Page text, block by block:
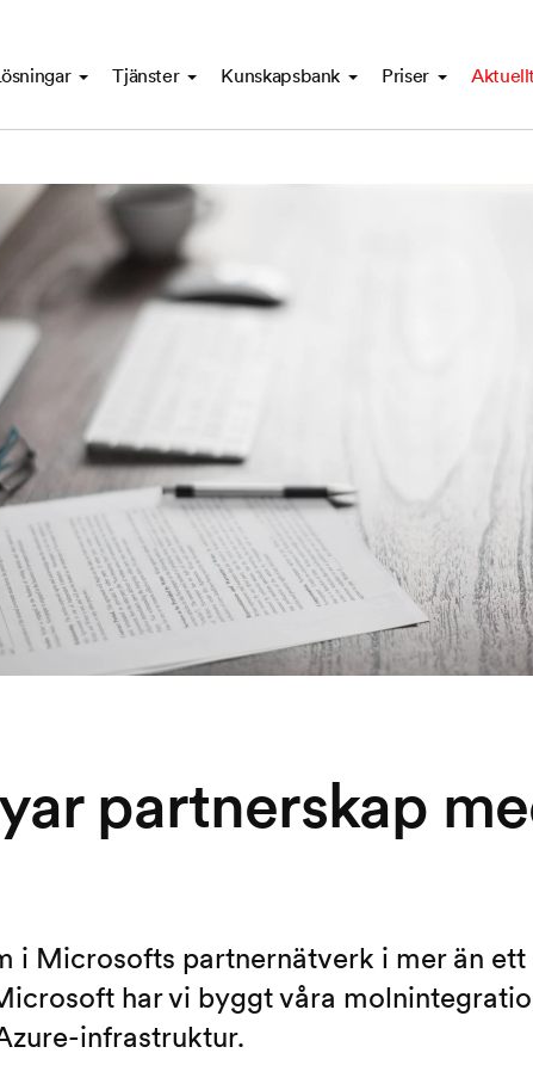
Tjänster Kunskapsbank Priser Aktuellt
partnerskap
i Microsofts partnernätverk i mer än ett
har vi byggt våra
infrastruktur.